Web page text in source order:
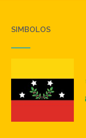
SIMBOLOS